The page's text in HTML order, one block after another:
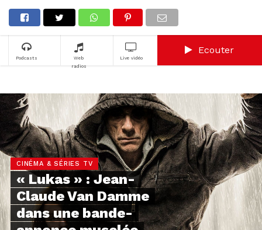
Podcasts
Web
radios
Live vidéo
Ecouter
CINÉMA & SÉRIES TV
« Lukas » : Jean-
Claude Van Damme
dans une bande-